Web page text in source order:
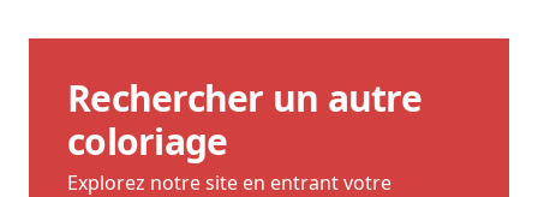
Rechercher un autre
coloriage
Explorez notre site en entrant votre